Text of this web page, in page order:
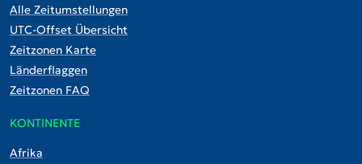
Alle Zeitumstellungen
UTC-Offset Übersicht
Zeitzonen Karte
Länderflaggen
Zeitzonen FAQ
KONTINENTE
Afrika